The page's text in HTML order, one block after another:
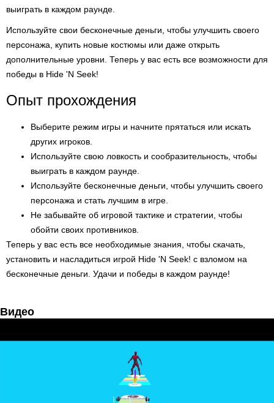
выиграть в каждом раунде.
Используйте свои бесконечные деньги, чтобы улучшить своего
персонажа, купить новые костюмы или даже открыть
дополнительные уровни. Теперь у вас есть все возможности для
победы в Hide 'N Seek!
Опыт прохождения
Выберите режим игры и начните прятаться или искать
других игроков.
Используйте свою ловкость и сообразительность, чтобы
выиграть в каждом раунде.
Используйте бесконечные деньги, чтобы улучшить своего
персонажа и стать лучшим в игре.
Не забывайте об игровой тактике и стратегии, чтобы
обойти своих противников.
Теперь у вас есть все необходимые знания, чтобы скачать,
установить и насладиться игрой Hide 'N Seek! с взломом на
бесконечные деньги. Удачи и победы в каждом раунде!
Видео